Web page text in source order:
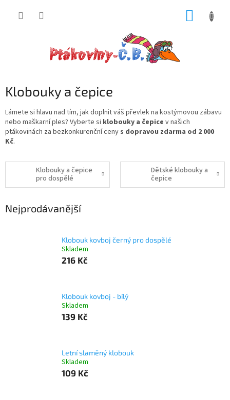
Klobouky a čepice
Lámete si hlavu nad tím, jak doplnit váš převlek na kostýmovou zábavu
nebo maškarní ples? Vyberte si klobouky a čepice v našich
ptákovinách za bezkonkurenční ceny s dopravou zdarma od 2 000
Kč.
Klobouky a čepice
pro dospělé
Dětské klobouky a
čepice
Nejprodávanější
Klobouk kovboj černý pro dospělé
Skladem
216 Kč
Klobouk kovboj - bílý
Skladem
139 Kč
Letní slaměný klobouk
Skladem
109 Kč